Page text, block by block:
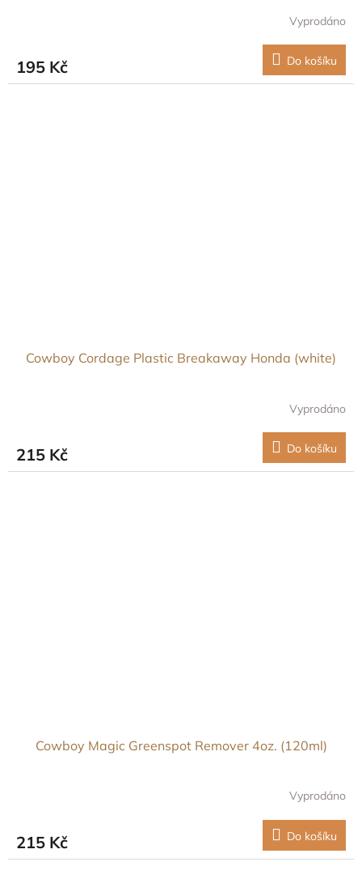
Vyprodáno
195 Kč Do košíku
Cowboy Cordage Plastic Breakaway Honda (white)
Vyprodáno
215 Kč Do košíku
Cowboy Magic Greenspot Remover 4oz. (120ml)
Vyprodáno
215 Kč Do košíku